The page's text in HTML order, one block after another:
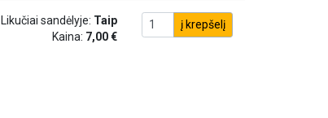
Likučiai sandėlyje: Taip
Kaina: 7,00 €
į krepšelį